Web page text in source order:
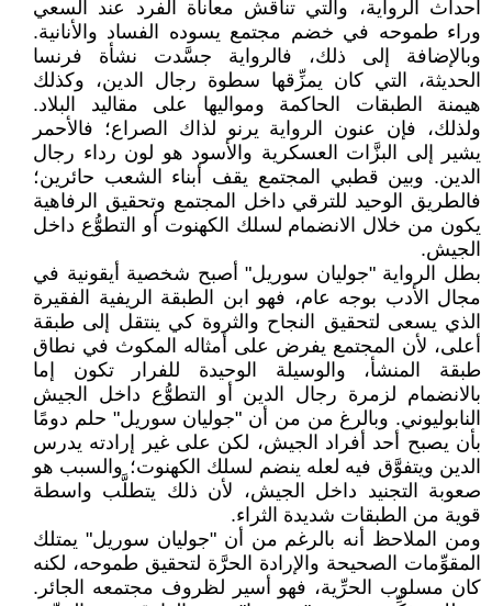
أحداث الرواية، والتي تناقش معاناة الفرد عند السعي
وراء طموحه في خضم مجتمع يسوده الفساد والأنانية.
وبالإضافة إلى ذلك، فالرواية جسَّدت نشأة فرنسا
الحديثة، التي كان يمزِّقها سطوة رجال الدين، وكذلك
هيمنة الطبقات الحاكمة ومواليها على مقاليد البلاد.
ولذلك، فإن عنون الرواية يرنو لذاك الصراع؛ فالأحمر
يشير إلى البزَّات العسكرية والأسود هو لون رداء رجال
الدين. وبين قطبي المجتمع يقف أبناء الشعب حائرين؛
فالطريق الوحيد للترقي داخل المجتمع وتحقيق الرفاهية
يكون من خلال الانضمام لسلك الكهنوت أو التطوُّع داخل
الجيش.
بطل الرواية "جوليان سوريل" أصبح شخصية أيقونية في
مجال الأدب بوجه عام، فهو ابن الطبقة الريفية الفقيرة
الذي يسعى لتحقيق النجاح والثروة كي ينتقل إلى طبقة
أعلى، لأن المجتمع يفرض على أمثاله المكوث في نطاق
طبقة المنشأ، والوسيلة الوحيدة للفرار تكون إما
بالانضمام لزمرة رجال الدين أو التطوُّع داخل الجيش
النابوليوني. وبالرغ من من أن "جوليان سوريل" حلم دومًا
بأن يصبح أحد أفراد الجيش، لكن على غير إرادته يدرس
الدين ويتفوَّق فيه لعله ينضم لسلك الكهنوت؛ والسبب هو
صعوبة التجنيد داخل الجيش، لأن ذلك يتطلَّب واسطة
قوية من الطبقات شديدة الثراء.
ومن الملاحظ أنه بالرغم من أن "جوليان سوريل" يمتلك
المقوِّمات الصحيحة والإرادة الحرَّة لتحقيق طموحه، لكنه
كان مسلوب الحرِّية، فهو أسير لظروف مجتمعه الجائر.